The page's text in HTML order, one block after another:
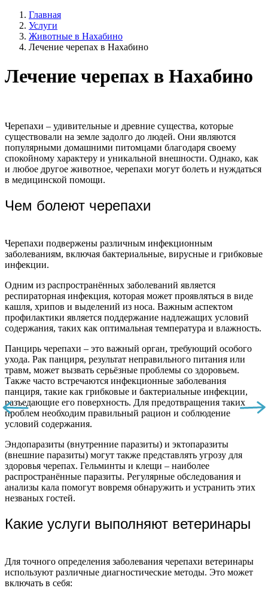
Главная
Услуги
Животные в Нахабино
Лечение черепах в Нахабино
Лечение черепах в Нахабино
Черепахи – удивительные и древние существа, которые
существовали на земле задолго до людей. Они являются
популярными домашними питомцами благодаря своему
спокойному характеру и уникальной внешности. Однако, как
и любое другое животное, черепахи могут болеть и нуждаться
в медицинской помощи.
Чем болеют черепахи
Черепахи подвержены различным инфекционным
заболеваниям, включая бактериальные, вирусные и грибковые
инфекции.
Одним из распространённых заболеваний является
респираторная инфекция, которая может проявляться в виде
кашля, хрипов и выделений из носа. Важным аспектом
профилактики является поддержание надлежащих условий
содержания, таких как оптимальная температура и влажность.
Панцирь черепахи – это важный орган, требующий особого
ухода. Рак панциря, результат неправильного питания или
травм, может вызвать серьёзные проблемы со здоровьем.
Также часто встречаются инфекционные заболевания
панциря, такие как грибковые и бактериальные инфекции,
разъедающие его поверхность. Для предотвращения таких
проблем необходим правильный рацион и соблюдение
условий содержания.
Эндопаразиты (внутренние паразиты) и эктопаразиты
(внешние паразиты) могут также представлять угрозу для
здоровья черепах. Гельминты и клещи – наиболее
распространённые паразиты. Регулярные обследования и
анализы кала помогут вовремя обнаружить и устранить этих
незваных гостей.
Какие услуги выполняют ветеринары
Для точного определения заболевания черепахи ветеринары
используют различные диагностические методы. Это может
включать в себя: